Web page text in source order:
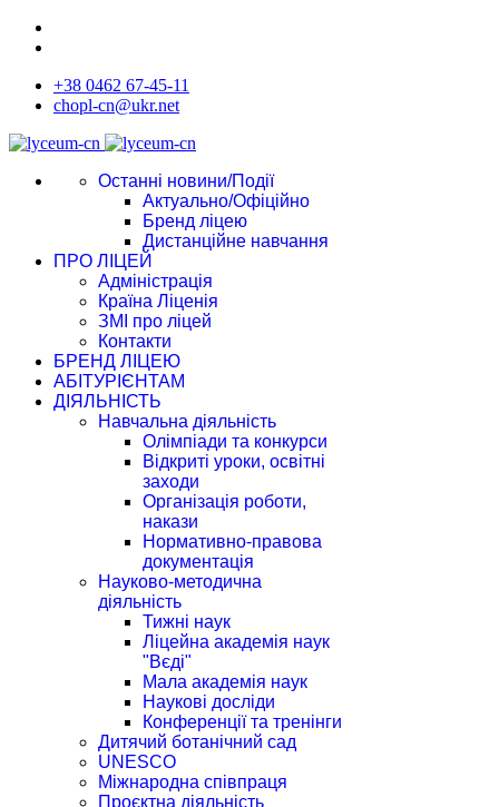
+38 0462 67-45-11
chopl-cn@ukr.net
Останні новини/Події
Актуально/Офіційно
Бренд ліцею
Дистанційне навчання
ПРО ЛІЦЕЙ
Адміністрація
Країна Ліценія
ЗМІ про ліцей
Контакти
БРЕНД ЛІЦЕЮ
АБІТУРІЄНТАМ
ДІЯЛЬНІСТЬ
Навчальна діяльність
Олімпіади та конкурси
Відкриті уроки, освітні
заходи
Організація роботи,
накази
Нормативно-правова
документація
Науково-методична
діяльність
Тижні наук
Ліцейна академія наук
"Вєді"
Мала академія наук
Наукові досліди
Конференції та тренінги
Дитячий ботанічний сад
UNESCO
Міжнародна співпраця
Проєктна діяльність